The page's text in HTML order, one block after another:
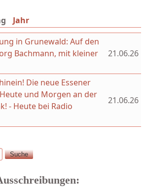
(aktiver Reiter)
Jahr
in Grunewald: Auf den
Bachmann, mit kleiner
21.06.26
Die neue Essener
und Morgen an der
- Heute bei Radio
21.06.26